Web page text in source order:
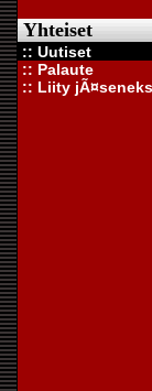
Yhteiset
:: Uutiset
:: Palaute
:: Liity